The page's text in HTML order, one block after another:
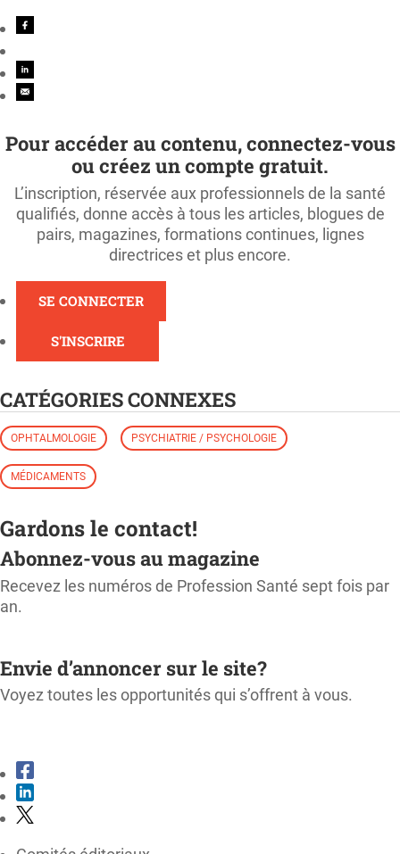
Pour accéder au contenu, connectez-vous
ou créez un compte gratuit.
L’inscription, réservée aux professionnels de la santé
qualifiés, donne accès à tous les articles, blogues de
pairs, magazines, formations continues, lignes
directrices et plus encore.
SE CONNECTER
S'INSCRIRE
CATÉGORIES CONNEXES
OPHTALMOLOGIE PSYCHIATRIE / PSYCHOLOGIE
MÉDICAMENTS
Gardons le contact!
Abonnez-vous au magazine
Recevez les numéros de Profession Santé sept fois par
an.
Envie d’annoncer sur le site?
Voyez toutes les opportunités qui s’offrent à vous.